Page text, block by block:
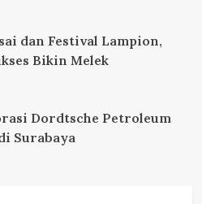
dan Festival Lampion,
Bikin Melek
Dordtsche Petroleum
Surabaya